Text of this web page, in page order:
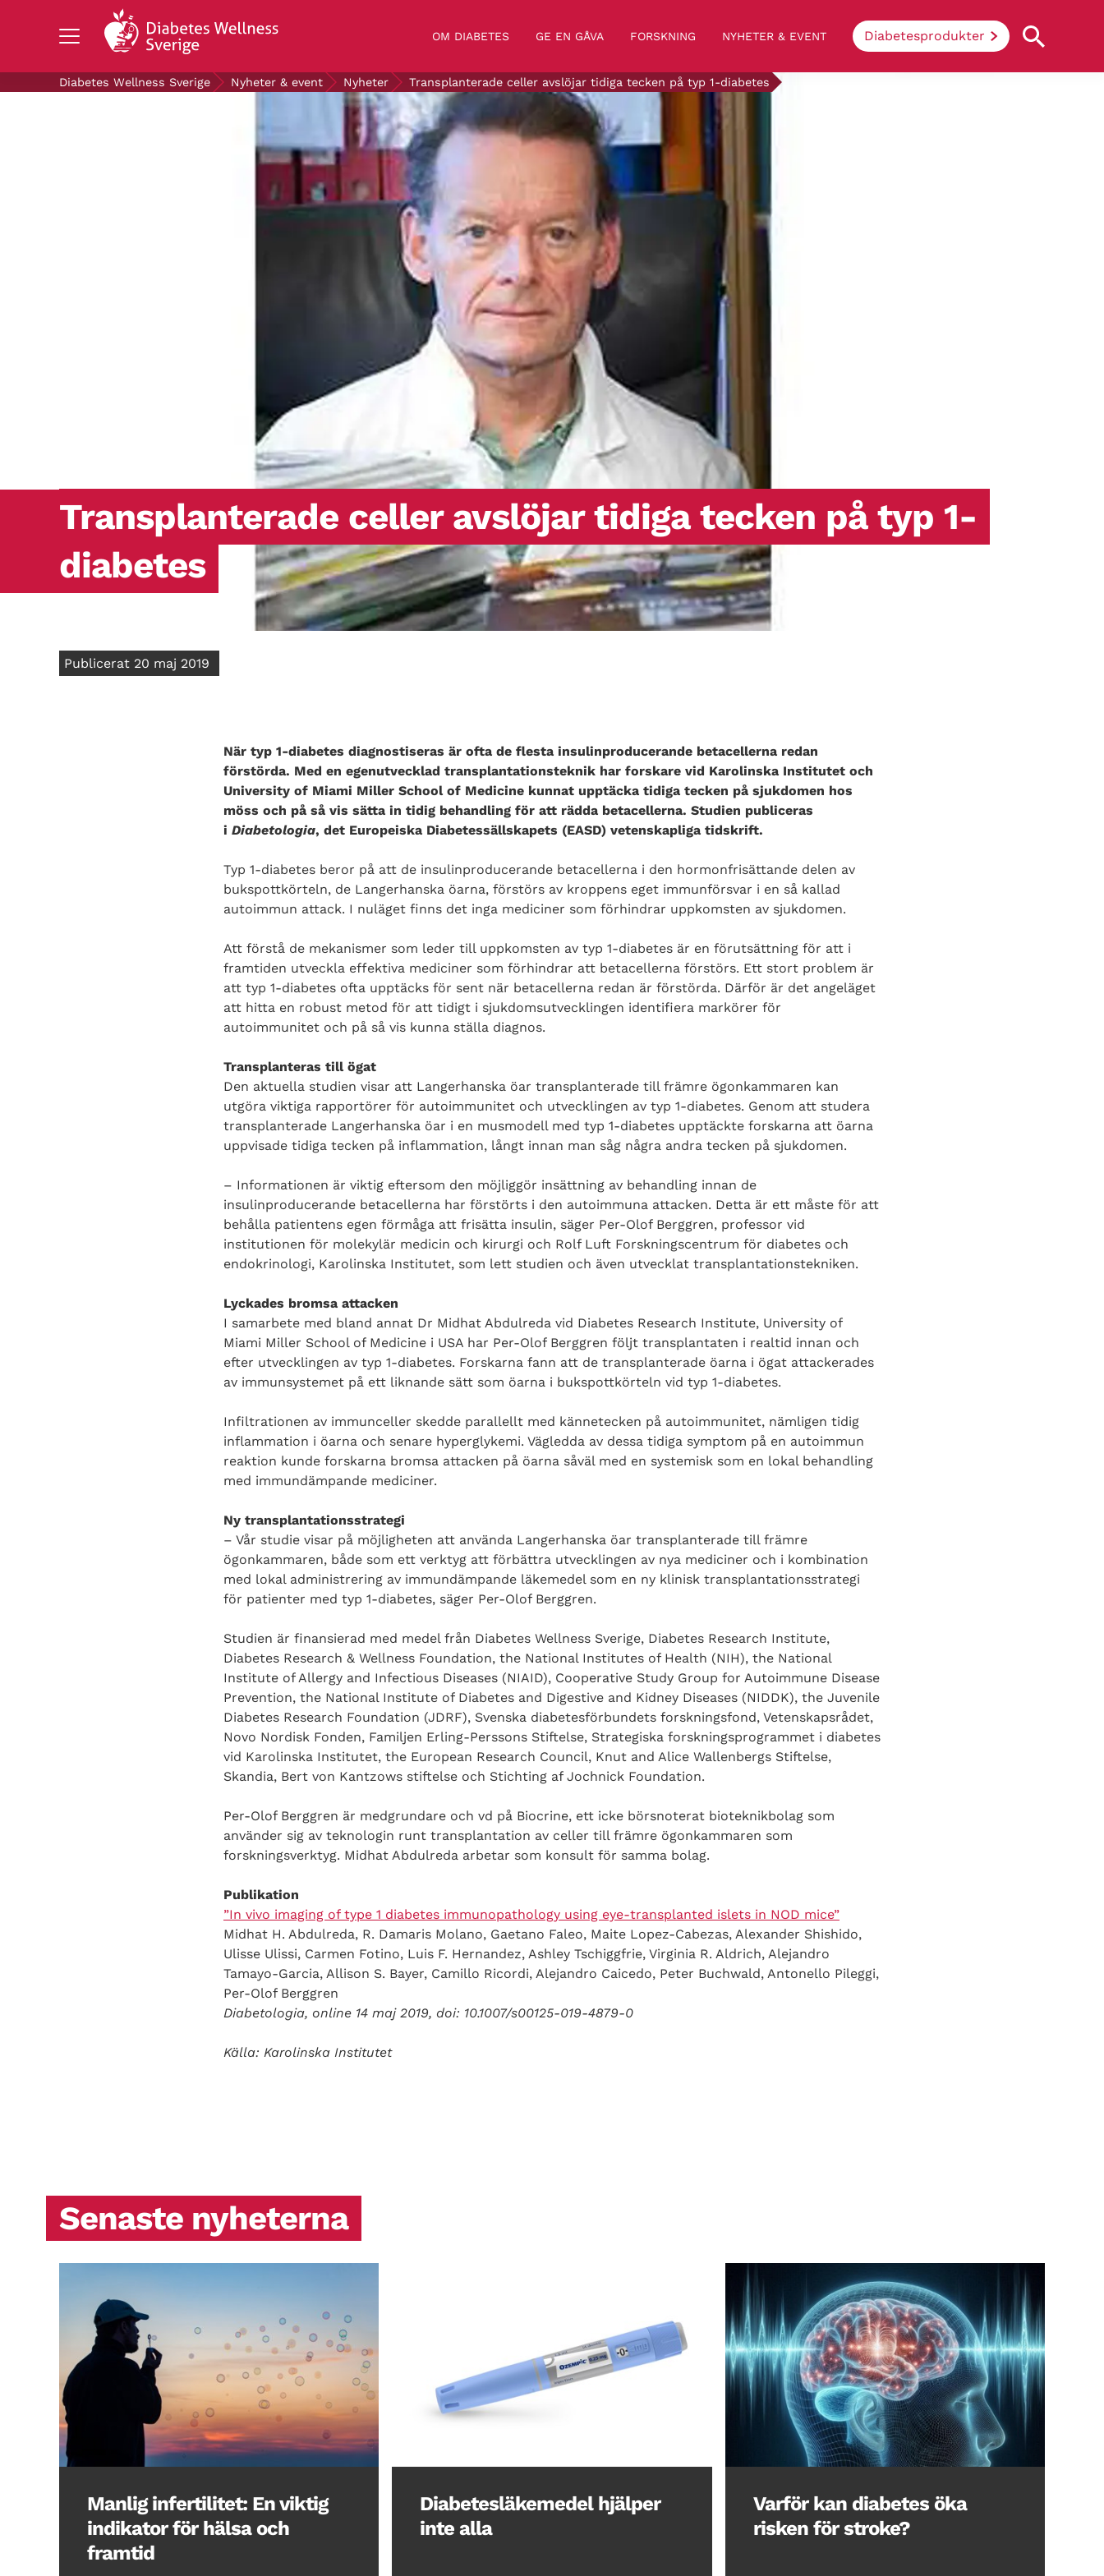
OM DIABETES GE EN GÅVA FORSKNING NYHETER & EVENT Diabetesprodukter
Vad innebär diabetes?
Search Diabetes Wellness Sverige
Diabetes Wellness Sverige Nyheter & event Nyheter Transplanterade celler avslöjar tidiga tecken på typ 1-diabetes
Transplanterade celler avslöjar tidiga tecken på typ 1-
diabetes
Publicerat 20 maj 2019
När typ 1-diabetes diagnostiseras är ofta de flesta insulinproducerande betacellerna redan
förstörda. Med en egenutvecklad transplantationsteknik har forskare vid Karolinska Institutet och
University of Miami Miller School of Medicine kunnat upptäcka tidiga tecken på sjukdomen hos
möss och på så vis sätta in tidig behandling för att rädda betacellerna. Studien publiceras
i Diabetologia, det Europeiska Diabetessällskapets (EASD) vetenskapliga tidskrift.
Typ 1-diabetes beror på att de insulinproducerande betacellerna i den hormonfrisättande delen av
bukspottkörteln, de Langerhanska öarna, förstörs av kroppens eget immunförsvar i en så kallad
autoimmun attack. I nuläget finns det inga mediciner som förhindrar uppkomsten av sjukdomen.
Att förstå de mekanismer som leder till uppkomsten av typ 1-diabetes är en förutsättning för att i
framtiden utveckla effektiva mediciner som förhindrar att betacellerna förstörs. Ett stort problem är
att typ 1-diabetes ofta upptäcks för sent när betacellerna redan är förstörda. Därför är det angeläget
att hitta en robust metod för att tidigt i sjukdomsutvecklingen identifiera markörer för
autoimmunitet och på så vis kunna ställa diagnos.
Transplanteras till ögat
Den aktuella studien visar att Langerhanska öar transplanterade till främre ögonkammaren kan
utgöra viktiga rapportörer för autoimmunitet och utvecklingen av typ 1-diabetes. Genom att studera
transplanterade Langerhanska öar i en musmodell med typ 1-diabetes upptäckte forskarna att öarna
uppvisade tidiga tecken på inflammation, långt innan man såg några andra tecken på sjukdomen.
– Informationen är viktig eftersom den möjliggör insättning av behandling innan de
insulinproducerande betacellerna har förstörts i den autoimmuna attacken. Detta är ett måste för att
behålla patientens egen förmåga att frisätta insulin, säger Per-Olof Berggren, professor vid
institutionen för molekylär medicin och kirurgi och Rolf Luft Forskningscentrum för diabetes och
endokrinologi, Karolinska Institutet, som lett studien och även utvecklat transplantationstekniken.
Lyckades bromsa attacken
I samarbete med bland annat Dr Midhat Abdulreda vid Diabetes Research Institute, University of
Miami Miller School of Medicine i USA har Per-Olof Berggren följt transplantaten i realtid innan och
efter utvecklingen av typ 1-diabetes. Forskarna fann att de transplanterade öarna i ögat attackerades
av immunsystemet på ett liknande sätt som öarna i bukspottkörteln vid typ 1-diabetes.
Infiltrationen av immunceller skedde parallellt med kännetecken på autoimmunitet, nämligen tidig
inflammation i öarna och senare hyperglykemi. Vägledda av dessa tidiga symptom på en autoimmun
reaktion kunde forskarna bromsa attacken på öarna såväl med en systemisk som en lokal behandling
med immundämpande mediciner.
Ny transplantationsstrategi
– Vår studie visar på möjligheten att använda Langerhanska öar transplanterade till främre
ögonkammaren, både som ett verktyg att förbättra utvecklingen av nya mediciner och i kombination
med lokal administrering av immundämpande läkemedel som en ny klinisk transplantationsstrategi
för patienter med typ 1-diabetes, säger Per-Olof Berggren.
Studien är finansierad med medel från Diabetes Wellness Sverige, Diabetes Research Institute,
Diabetes Research & Wellness Foundation, the National Institutes of Health (NIH), the National
Institute of Allergy and Infectious Diseases (NIAID), Cooperative Study Group for Autoimmune Disease
Prevention, the National Institute of Diabetes and Digestive and Kidney Diseases (NIDDK), the Juvenile
Diabetes Research Foundation (JDRF), Svenska diabetesförbundets forskningsfond, Vetenskapsrådet,
Novo Nordisk Fonden, Familjen Erling-Perssons Stiftelse, Strategiska forskningsprogrammet i diabetes
vid Karolinska Institutet, the European Research Council, Knut and Alice Wallenbergs Stiftelse,
Skandia, Bert von Kantzows stiftelse och Stichting af Jochnick Foundation.
Per-Olof Berggren är medgrundare och vd på Biocrine, ett icke börsnoterat bioteknikbolag som
använder sig av teknologin runt transplantation av celler till främre ögonkammaren som
forskningsverktyg. Midhat Abdulreda arbetar som konsult för samma bolag.
Publikation
”In vivo imaging of type 1 diabetes immunopathology using eye-transplanted islets in NOD mice”
Midhat H. Abdulreda, R. Damaris Molano, Gaetano Faleo, Maite Lopez-Cabezas, Alexander Shishido,
Ulisse Ulissi, Carmen Fotino, Luis F. Hernandez, Ashley Tschiggfrie, Virginia R. Aldrich, Alejandro
Tamayo-Garcia, Allison S. Bayer, Camillo Ricordi, Alejandro Caicedo, Peter Buchwald, Antonello Pileggi,
Per-Olof Berggren
Diabetologia, online 14 maj 2019, doi: 10.1007/s00125-019-4879-0
Källa: Karolinska Institutet
Senaste nyheterna
Manlig infertilitet: En viktig
indikator för hälsa och
framtid
Diabetesläkemedel hjälper
inte alla
Varför kan diabetes öka
risken för stroke?